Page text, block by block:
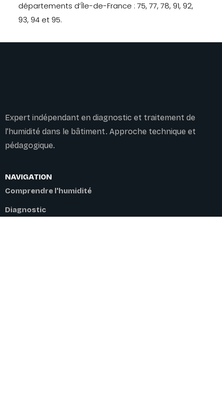
départements d’Île-de-France : 75, 77, 78, 91, 92,
93, 94 et 95.
Expert indépendant en diagnostic et traitement de
l’humidité dans le bâtiment. Approche technique et
pédagogique.
NAVIGATION
Comprendre l'humidité
Diagnostic